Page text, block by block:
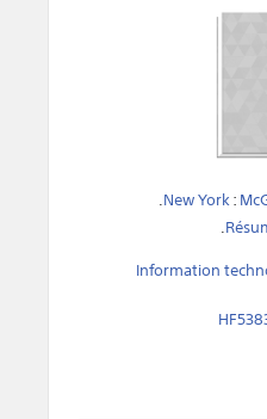
New York:
.
.
Information